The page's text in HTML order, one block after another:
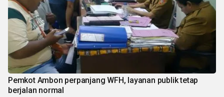
Pemkot Ambon perpanjang WFH, layanan publik tetap
berjalan normal